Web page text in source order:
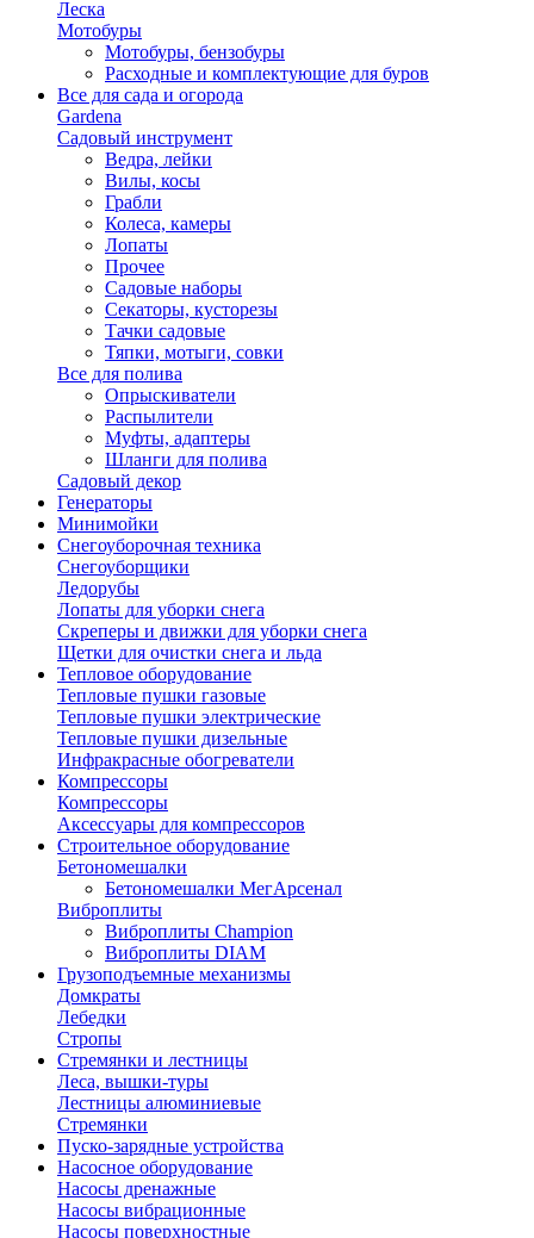
Леска
Мотобуры
Мотобуры, бензобуры
Расходные и комплектующие для буров
Все для сада и огорода
Gardena
Садовый инструмент
Ведра, лейки
Вилы, косы
Грабли
Колеса, камеры
Лопаты
Прочее
Садовые наборы
Секаторы, кусторезы
Тачки садовые
Тяпки, мотыги, совки
Все для полива
Опрыскиватели
Распылители
Муфты, адаптеры
Шланги для полива
Садовый декор
Генераторы
Минимойки
Снегоуборочная техника
Снегоуборщики
Ледорубы
Лопаты для уборки снега
Скреперы и движки для уборки снега
Щетки для очистки снега и льда
Тепловое оборудование
Тепловые пушки газовые
Тепловые пушки электрические
Тепловые пушки дизельные
Инфракрасные обогреватели
Компрессоры
Компрессоры
Аксессуары для компрессоров
Строительное оборудование
Бетономешалки
Бетономешалки МегАрсенал
Виброплиты
Виброплиты Champion
Виброплиты DIAM
Грузоподъемные механизмы
Домкраты
Лебедки
Стропы
Стремянки и лестницы
Леса, вышки-туры
Лестницы алюминиевые
Стремянки
Пуско-зарядные устройства
Насосное оборудование
Насосы дренажные
Насосы вибрационные
Насосы поверхностные